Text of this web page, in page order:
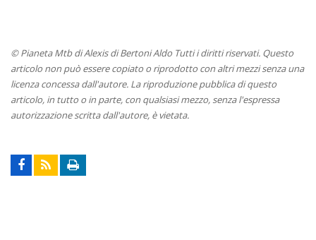
© Pianeta Mtb di Alexis di Bertoni Aldo Tutti i diritti riservati. Questo
articolo non può essere copiato o riprodotto con altri mezzi senza una
licenza concessa dall'autore. La riproduzione pubblica di questo
articolo, in tutto o in parte, con qualsiasi mezzo, senza l'espressa
autorizzazione scritta dall'autore, è vietata.